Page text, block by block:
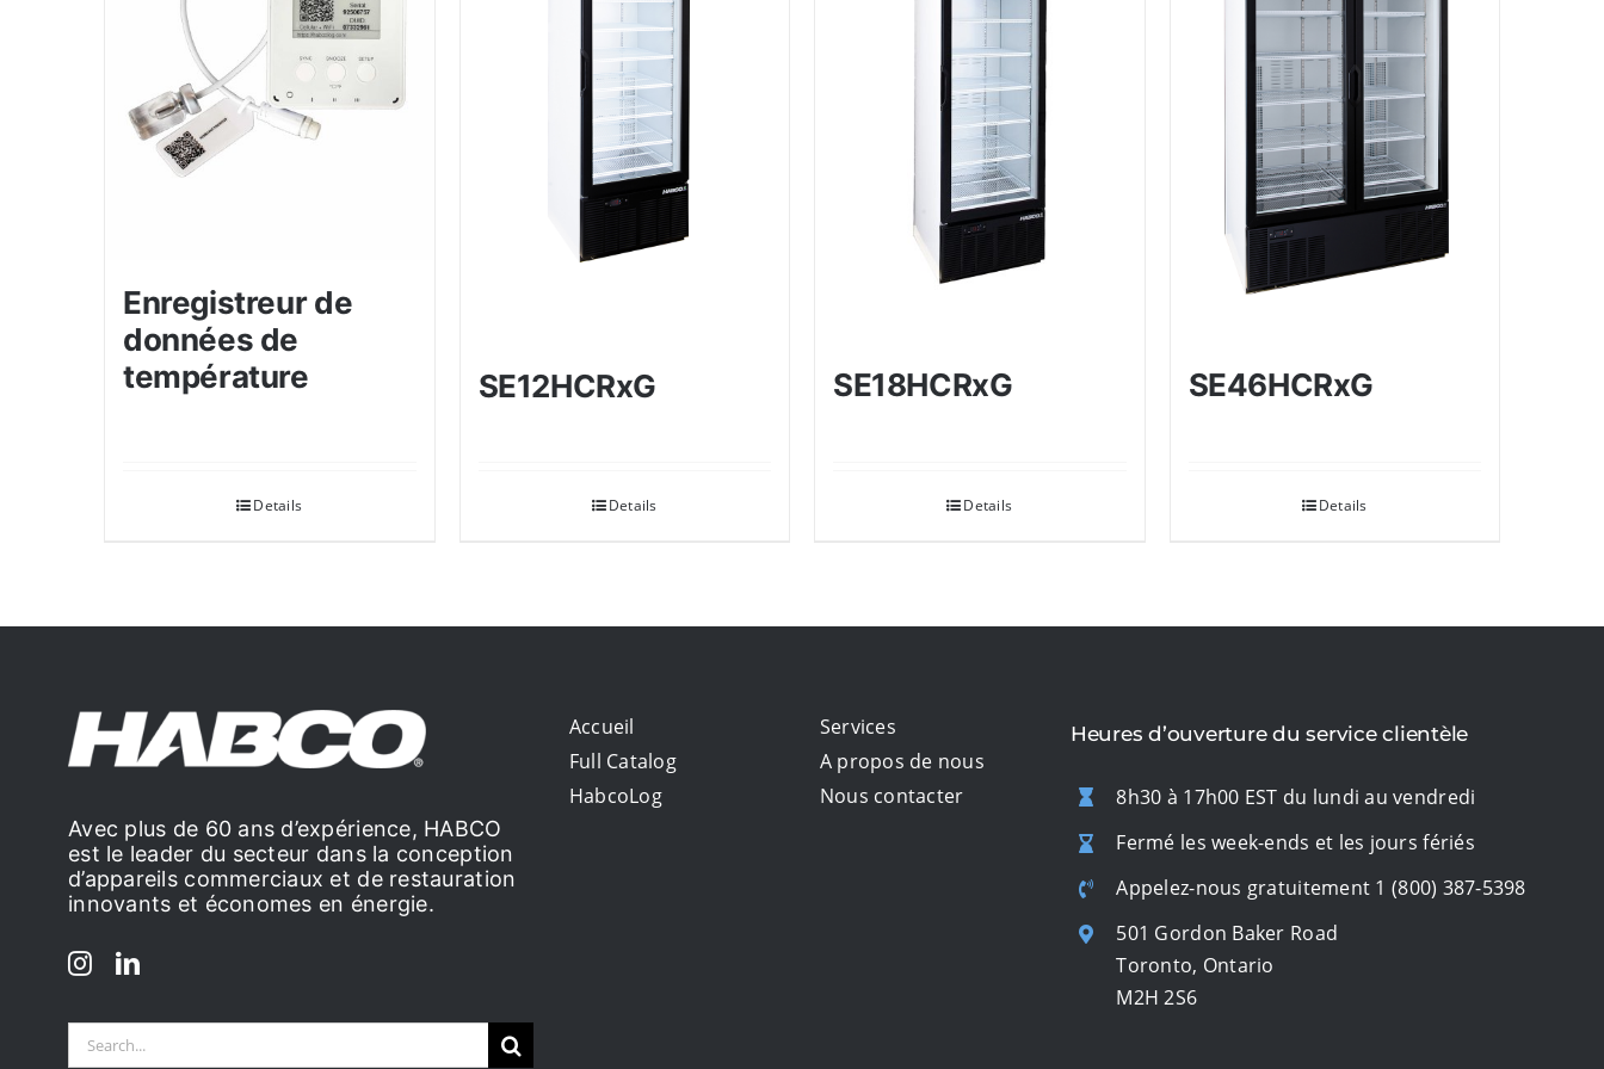
Enregistreur de
données de
température
Details
SE12HCRxG
Details
SE18HCRxG
Details
SE46HCRxG
Details
Avec plus de 60 ans d’expérience, HABCO
est le leader du secteur dans la conception
d’appareils commerciaux et de restauration
innovants et économes en énergie.
Search
Accueil
Full Catalog
HabcoLog
Services
A propos de nous
Nous contacter
Heures d’ouverture du service clientèle
8h30 à 17h00 EST du lundi au vendredi
Fermé les week-ends et les jours fériés
Appelez-nous gratuitement 1 (800) 387-5398
501 Gordon Baker Road
Toronto, Ontario
M2H 2S6